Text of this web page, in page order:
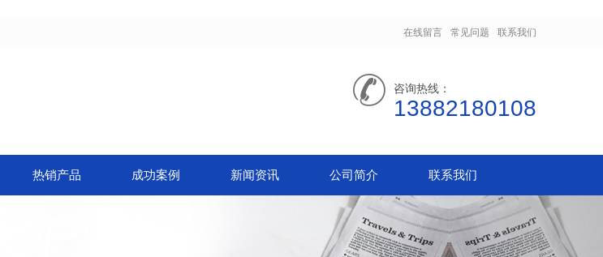
在线留言 常见问题 联系我们
咨询热线：
13882180108
热销产品 成功案例 新闻资讯 公司简介 联系我们